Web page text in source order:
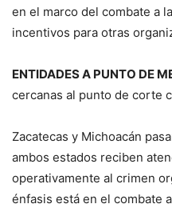
en el marco del combate a
incentivos para otras
ENTIDADES A PUNTO DE
cercanas al punto de corte
Zacatecas y Michoacán
ambos estados reciben
operativamente al crimen
énfasis está en el combate